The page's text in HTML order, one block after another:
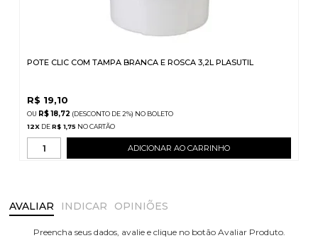
POTE CLIC COM TAMPA BRANCA E ROSCA 3,2L PLASUTIL
R$ 19,10
R$ 18,72 (DESCONTO DE2%) NO BOLETO
12X DER$ 1,75
ADICIONAR AO CARRINHO
AVALIAR INDICAR OPINIÕES
Preencha seus dados, avalie e clique no botão Avaliar Produto.